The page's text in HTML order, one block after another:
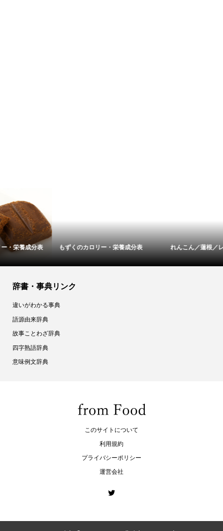
もずくのカロリー・栄養成分表 れんこん／蓮根／レンコン
辞書・事典リンク
違いがわかる事典
語源由来辞典
故事ことわざ辞典
四字熟語辞典
意味例文辞典
このサイトについて
利用規約
プライバシーポリシー
運営会社